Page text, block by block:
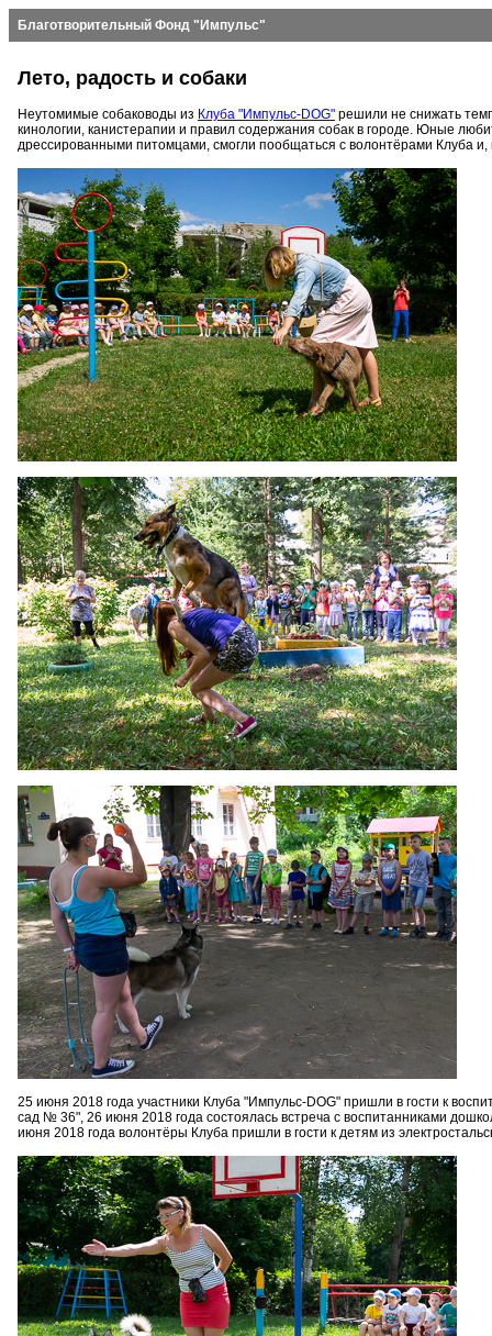
Благотворительный Фонд "Импульс"
Лето, радость и собаки
Неутомимые собаководы из Клуба "Импульс-DOG" решили не снижать
кинологии, канистерапии и правил содержания собак в городе. Юные
дрессированными питомцами, смогли пообщаться с волонтёрами Клуба
25 июня 2018 года участники Клуба "Импульс-DOG" пришли в гости к
сад № 36", 26 июня 2018 года состоялась встреча с воспитанниками
июня 2018 года волонтёры Клуба пришли в гости к детям из